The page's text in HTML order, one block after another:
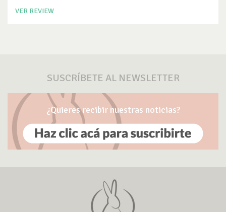
VER REVIEW
SUSCRÍBETE AL NEWSLETTER
¿Quieres recibir nuestras noticias?